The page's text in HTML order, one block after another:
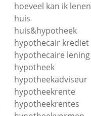
hoeveel kan ik lenen
huis
huis&hypotheek
hypothecair krediet
hypothecaire lening
hypotheek
hypotheekadviseur
hypotheekrente
hypotheekrentes